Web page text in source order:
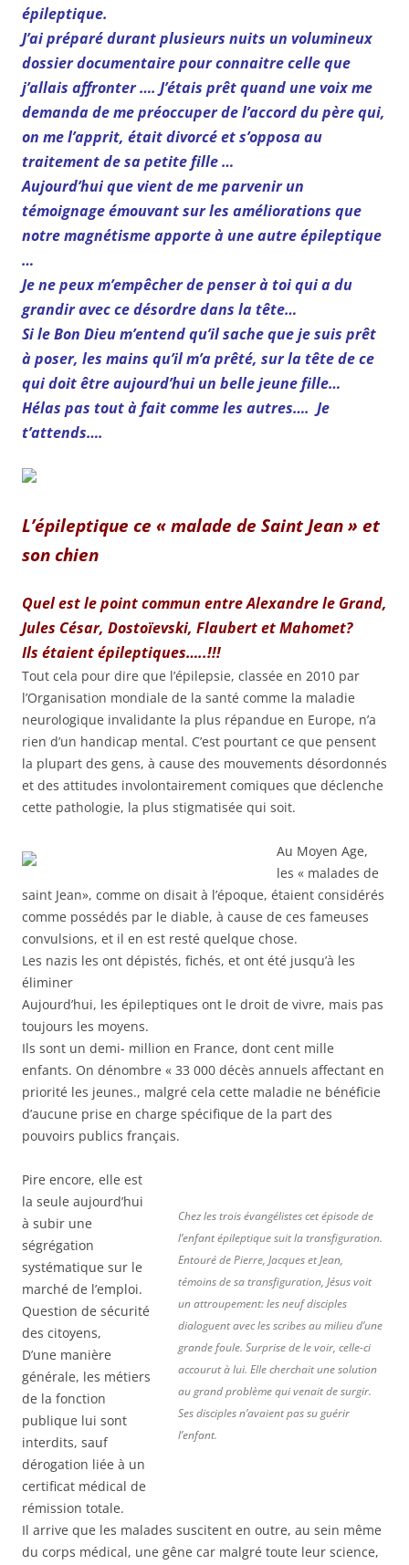
épileptique.
J’ai préparé durant plusieurs nuits un volumineux
dossier documentaire pour connaitre celle que
j’allais affronter …. J’étais prêt quand une voix me
demanda de me préoccuper de l’accord du père qui,
on me l’apprit, était divorcé et s’opposa au
traitement de sa petite fille …
Aujourd’hui que vient de me parvenir un
témoignage émouvant sur les améliorations que
notre magnétisme apporte à une autre épileptique
…
Je ne peux m’empêcher de penser à toi qui a du
grandir avec ce désordre dans la tête…
Si le Bon Dieu m’entend qu’il sache que je suis prêt
à poser, les mains qu’il m’a prêté, sur la tête de ce
qui doit être aujourd’hui un belle jeune fille…
Hélas pas tout à fait comme les autres…. Je
t’attends….
L’épileptique ce « malade de Saint Jean » et
son chien
Quel est le point commun entre Alexandre le Grand,
Jules César, Dostoïevski, Flaubert et Mahomet?
Ils étaient épileptiques…..!!!
Tout cela pour dire que l’épilepsie, classée en 2010 par
l’Organisation mondiale de la santé comme la maladie
neurologique invalidante la plus répandue en Europe, n’a
rien d’un handicap mental. C’est pourtant ce que pensent
la plupart des gens, à cause des mouvements désordonnés
et des attitudes involontairement comiques que déclenche
cette pathologie, la plus stigmatisée qui soit.
Au Moyen Age,
les « malades de
saint Jean», comme on disait à l’époque, étaient considérés
comme possédés par le diable, à cause de ces fameuses
convulsions, et il en est resté quelque chose.
Les nazis les ont dépistés, fichés, et ont été jusqu’à les
éliminer
Aujourd’hui, les épileptiques ont le droit de vivre, mais pas
toujours les moyens.
Ils sont un demi- million en France, dont cent mille
enfants. On dénombre « 33 000 décès annuels affectant en
priorité les jeunes., malgré cela cette maladie ne bénéficie
d’aucune prise en charge spécifique de la part des
pouvoirs publics français.
Chez les trois évangélistes cet épisode de
l’enfant épileptique suit la transfiguration.
Entouré de Pierre, Jacques et Jean,
témoins de sa transfiguration, Jésus voit
un attroupement: les neuf disciples
dialoguent avec les scribes au milieu d’une
grande foule. Surprise de le voir, celle-ci
accourut à lui. Elle cherchait une solution
au grand problème qui venait de surgir.
Ses disciples n’avaient pas su guérir
l’enfant.
Pire encore, elle est
la seule aujourd’hui
à subir une
ségrégation
systématique sur le
marché de l’emploi.
Question de sécurité
des citoyens,
D’une manière
générale, les métiers
de la fonction
publique lui sont
interdits, sauf
dérogation liée à un
certificat médical de
rémission totale.
Il arrive que les malades suscitent en outre, au sein même
du corps médical, une gêne car malgré toute leur science,